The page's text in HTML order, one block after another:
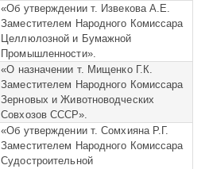
«Об утверждении т. Извекова А.Е.
Заместителем Народного Комиссара
Целлюлозной и Бумажной
Промышленности».
«О назначении т. Мищенко Г.К.
Заместителем Народного Комиссара
Зерновых и Животноводческих
Совхозов СССР».
«Об утверждении т. Сомхияна Р.Г.
Заместителем Народного Комиссара
Судостроительной